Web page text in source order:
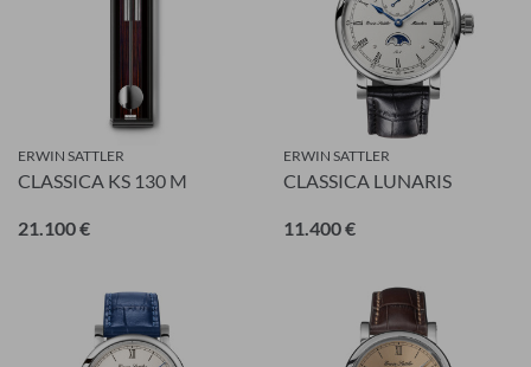
ERWIN SATTLER
CLASSICA KS 130 M
21.100 €
ERWIN SATTLER
CLASSICA LUNARIS
11.400 €